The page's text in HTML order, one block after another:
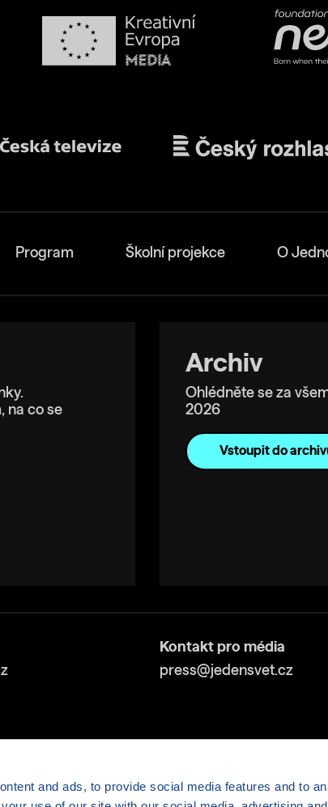
and ads, to provide social media features and to
Program Školní projekce O
na co se
Archiv
Ohlédněte se za
2026
Vstoupit do
Kontakt pro média
press@jedensvet.cz